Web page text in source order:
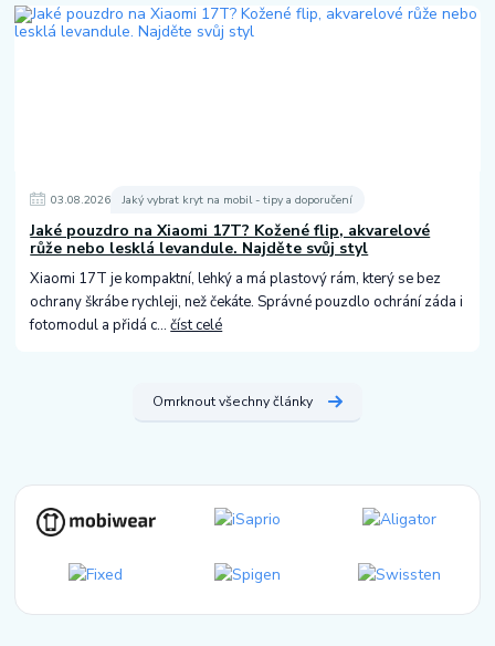
03.08.2026 Jaký vybrat kryt na mobil - tipy a doporučení
Jaké pouzdro na Xiaomi 17T? Kožené flip, akvarelové
růže nebo lesklá levandule. Najděte svůj styl
Xiaomi 17T je kompaktní, lehký a má plastový rám, který se bez
ochrany škrábe rychleji, než čekáte. Správné pouzdlo ochrání záda i
fotomodul a přidá c...číst celé
Omrknout všechny články